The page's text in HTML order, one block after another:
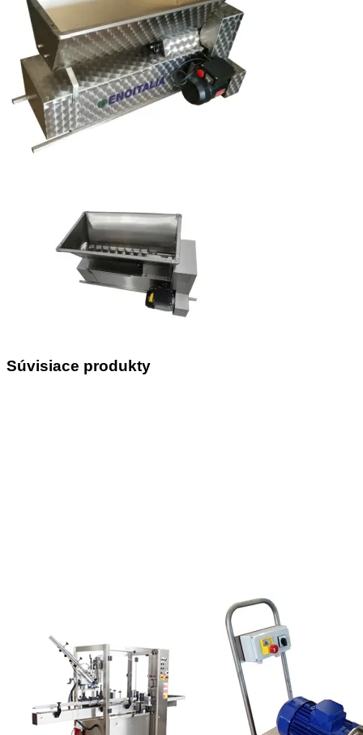
Súvisiace produkty